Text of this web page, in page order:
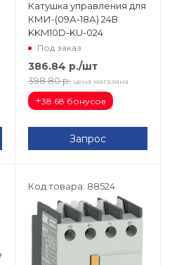
Катушка управления для
КМИ-(09А-18А) 24В
KKM10D-KU-024
Под заказ
386.84 р./шт
398.80 р. цена магазина
+38.68 бонусов
Запрос
Код товара: 88524